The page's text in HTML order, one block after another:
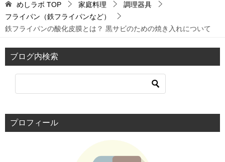
めしラボ TOP 家庭料理
調理器具
フライパン（鉄フライパンなど）
鉄フライパンの酸化皮膜とは？ 黒サビのための焼き入れについて
ブログ内検索
プロフィール